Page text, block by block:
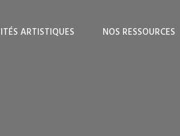
ARTISTIQUES NOS RESSOURCES